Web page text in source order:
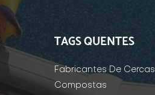
TAGS QUENTES
Fabricantes De Cercas
Compostas